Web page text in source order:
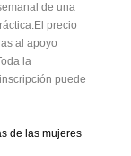
de una
precio
al apoyo
la
puede
de las mujeres